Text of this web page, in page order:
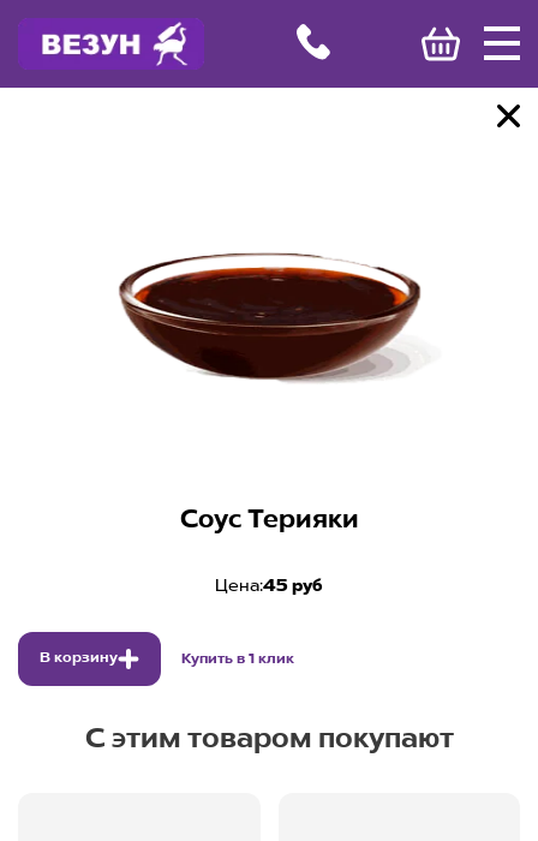
Соус Терияки
Цена:45 руб
В корзину Купить в 1 клик
С этим товаром покупают